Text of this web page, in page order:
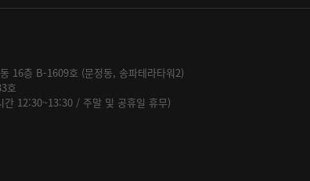
16층 B-1609호 (문정동, 송파테라타워2)
호
12:30~13:30 / 주말 및 공휴일 휴무)